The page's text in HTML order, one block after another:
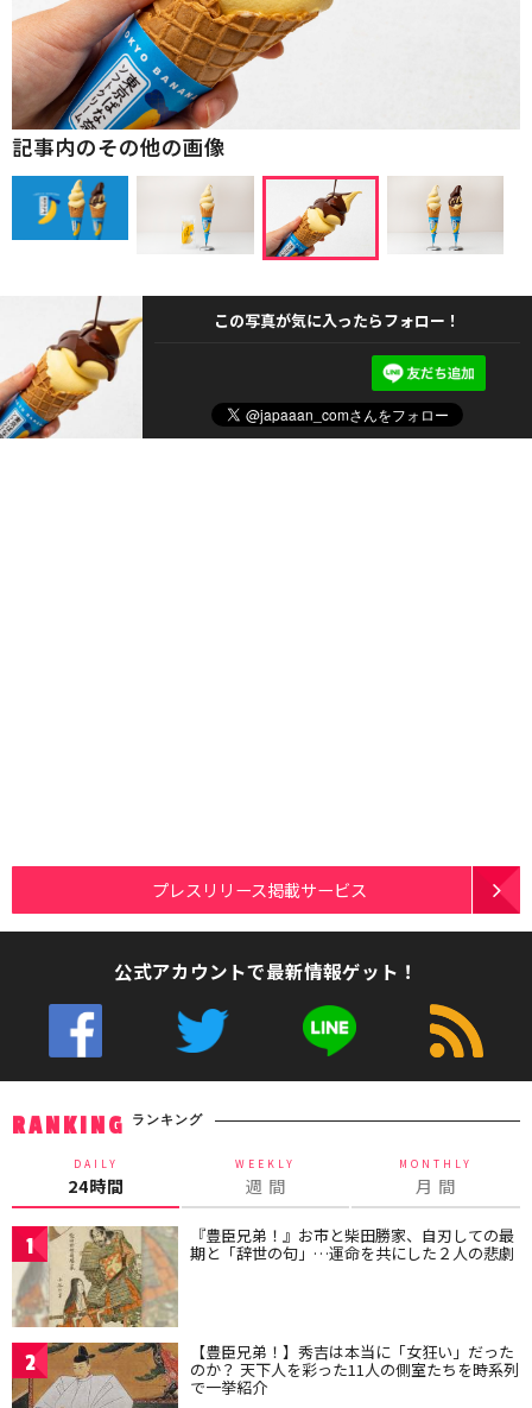
記事内のその他の画像
この写真が気に入ったらフォロー！
プレスリリース掲載サービス
公式アカウントで最新情報ゲット！
RANKING ランキング
DAILY
24時間
WEEKLY
週 間
MONTHLY
月 間
1 『豊臣兄弟！』お市と柴田勝家、自刃しての最
期と「辞世の句」…運命を共にした２人の悲劇
2 【豊臣兄弟！】秀吉は本当に「女狂い」だった
のか？ 天下人を彩った11人の側室たちを時系列
で一挙紹介